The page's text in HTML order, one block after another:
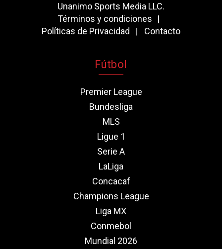
Unanimo Sports Media LLC.
Términos y condiciones
Políticas de Privacidad
Contacto
Fútbol
Premier League
Bundesliga
MLS
Ligue 1
Serie A
LaLiga
Concacaf
Champions League
Liga MX
Conmebol
Mundial 2026